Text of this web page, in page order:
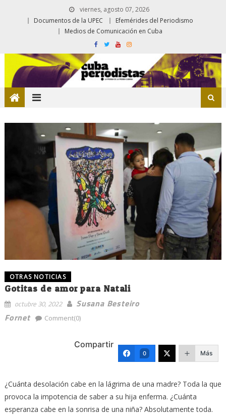
viernes, agosto 07, 2026
Documentos de la UPEC
Efemérides del Periodismo
Medios de Comunicación en Cuba
OTRAS NOTICIAS
Gotitas de amor para Natali
octubre 30, 2022
Susana Besteiro
Fornet
Comment(0)
Compartir
0 Más
¿Cuánta desolación cabe en la lágrima de una madre? Toda la que
provoca la impotencia de saber a su hija enferma. ¿Cuánta
esperanza cabe en la sonrisa de una niña? Absolutamente toda.